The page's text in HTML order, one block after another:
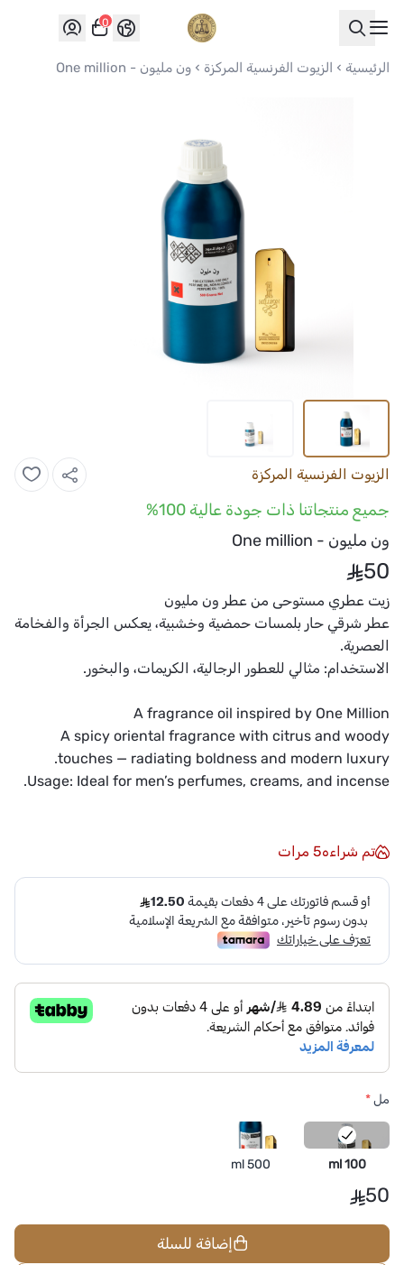
العواد للعود
0
الرئيسية الزيوت الفرنسية المركزة ون مليون - One million
الزيوت الفرنسية المركزة
جميع منتجاتنا ذات جودة عالية 100%
ون مليون - One million
50
زيت عطري مستوحى من عطر ون مليون
عطر شرقي حار بلمسات حمضية وخشبية، يعكس الجرأة والفخامة
العصرية.
الاستخدام: مثالي للعطور الرجالية، الكريمات، والبخور.
A fragrance oil inspired by One Million
A spicy oriental fragrance with citrus and woody
touches — radiating boldness and modern luxury.
Usage: Ideal for men’s perfumes, creams, and incense.
تم شراءه5 مرات
مل*
100 ml
500 ml
50
إضافة للسلة